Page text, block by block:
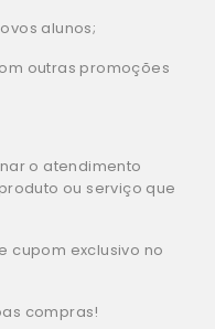
alunos;
outras promoções
o atendimento
ou serviço que
cupom exclusivo no
compras!